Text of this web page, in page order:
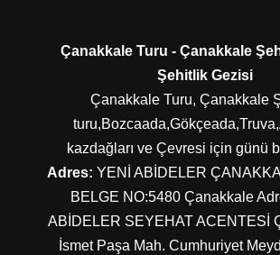
Çanakkale Turu - Çanakkale
Şehitlik Gezisi
Çanakkale Turu, Çanakkale
kazdağları ve Çevresi için günü
Adres: YENİ ABİDELER
BELGE NO:5480 Çanakkale
ABİDELER SEYEHAT ACENTESİ
İsmet Paşa Mah. Cumhuriyet